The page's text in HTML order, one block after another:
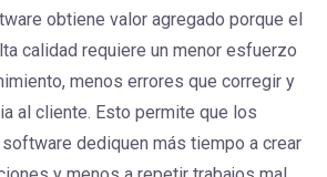
obtiene valor agregado porque el
calidad requiere un menor esfuerzo
menos errores que corregir y
al cliente. Esto permite que los
dediquen más tiempo a crear